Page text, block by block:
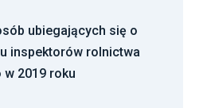
ubiegających się o
inspektorów rolnictwa
2019 roku